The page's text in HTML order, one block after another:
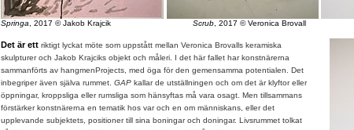
Springa , 2017 © Jakob Krajcik Scrub , 2017 © Veronica Brovall
Det är ett riktigt lyckat möte som uppstått mellan Veronica Brovalls keramiska
skulpturer och Jakob Krajciks objekt och måleri. I det här fallet har konstnärerna
sammanförts av hangmenProjects, med öga för den gemensamma potentialen. Det
inbegriper även själva rummet. GAP kallar de utställningen och om det är klyftor eller
öppningar, kroppsliga eller rumsliga som hänsyftas må vara osagt. Men tillsammans
förstärker konstnärerna en tematik hos var och en om människans, eller det
upplevande subjektets, positioner till sina boningar och doningar. Livsrummet tolkat